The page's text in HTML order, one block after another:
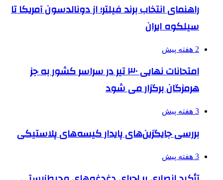
راهنمای انتخاب برند فیلتر؛ از دونالدسون آمریکا تا
سیلکوه ایران
2 هفته پیش
امتحانات نهایی ۳۰ تیر در سراسر کشور به جز
هرمزگان برگزار می شود
3 هفته پیش
بررسی جایگزین‌های پایدار کیسه‌های پلاستیکی
3 هفته پیش